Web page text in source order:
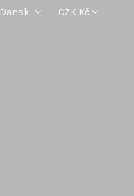
Dansk CZK Kč